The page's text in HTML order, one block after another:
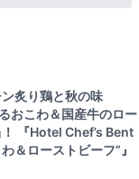
ン炙り鶏と秋の味
おこわ＆国産牛のロー
『Hotel Chef’s Bent
＆ローストビーフ”』